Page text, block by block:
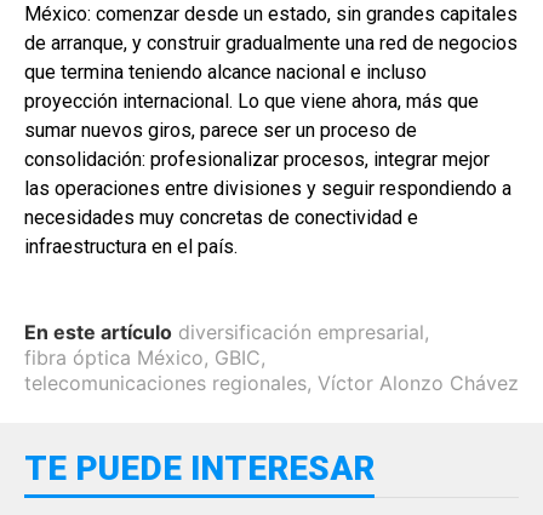
México: comenzar desde un estado, sin grandes capitales
de arranque, y construir gradualmente una red de negocios
que termina teniendo alcance nacional e incluso
proyección internacional. Lo que viene ahora, más que
sumar nuevos giros, parece ser un proceso de
consolidación: profesionalizar procesos, integrar mejor
las operaciones entre divisiones y seguir respondiendo a
necesidades muy concretas de conectividad e
infraestructura en el país.
En este artículo diversificación empresarial,
fibra óptica México, GBIC,
telecomunicaciones regionales, Víctor Alonzo Chávez
TE PUEDE INTERESAR